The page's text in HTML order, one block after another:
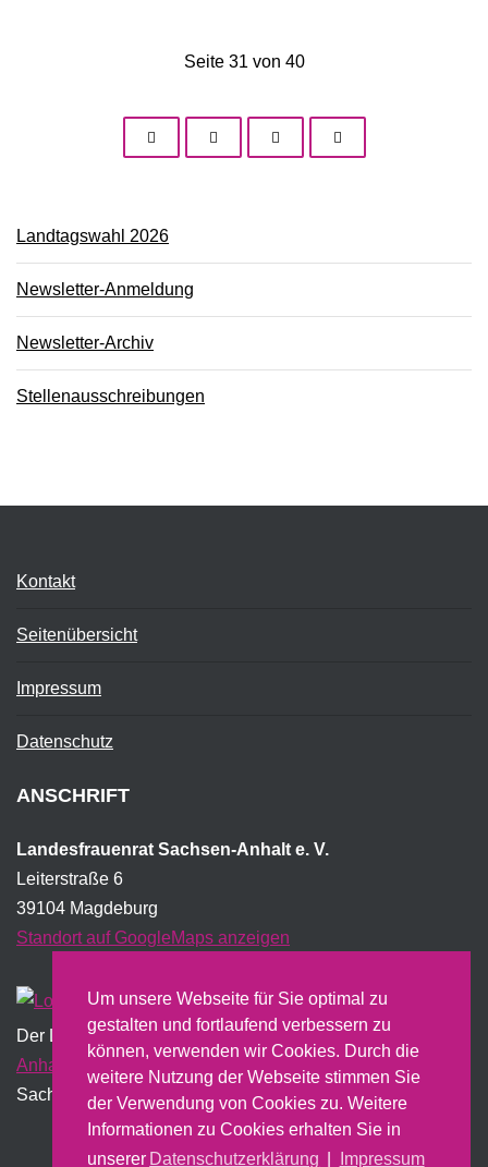
Um unsere Webseite für Sie optimal zu
gestalten und fortlaufend verbessern zu
können, verwenden wir Cookies. Durch die
weitere Nutzung der Webseite stimmen Sie
der Verwendung von Cookies zu. Weitere
Informationen zu Cookies erhalten Sie in
unserer Datenschutzerklärung Impressum
Seite 31 von 40
Landtagswahl 2026
Newsletter-Anmeldung
Newsletter-Archiv
Stellenausschreibungen
Kontakt
Seitenübersicht
Impressum
Datenschutz
ANSCHRIFT
Landesfrauenrat Sachsen-Anhalt e. V.
Leiterstraße 6
39104 Magdeburg
Standort auf GoogleMaps anzeigen
Der Landesfrauenrat wird institutionell vom Land
Anhalt
gefördert und erstellt dazu u.a. einen jährlichen
Sachbericht.